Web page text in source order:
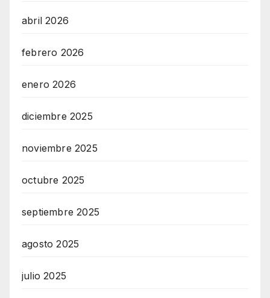
abril 2026
febrero 2026
enero 2026
diciembre 2025
noviembre 2025
octubre 2025
septiembre 2025
agosto 2025
julio 2025